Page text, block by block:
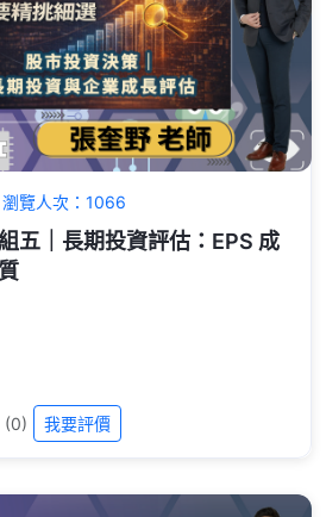
覽人次：1066
五｜長期投資評估：EPS 成
(0) 我要評價